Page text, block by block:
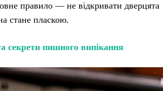
правило — не відкривати дверцята
стане пласкою.
секрети пишного випікання